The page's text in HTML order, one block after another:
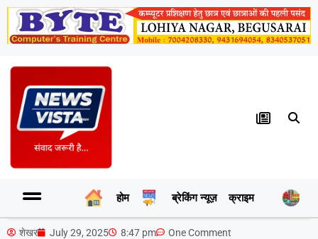
होम ब्रेकिंग न्यूज़ क्राइम
शेखर July 29, 2025 8:47 pm One Comment